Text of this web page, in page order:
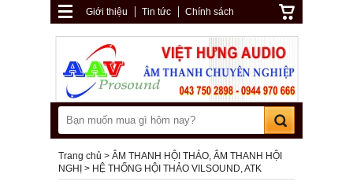
Giới thiệu Tin tức Chính sách
Trang chủ
ÂM THANH HỘI THẢO, ÂM THANH HỘI
NGHỊ
HỆ THỐNG HỘI THẢO VILSOUND, ATK